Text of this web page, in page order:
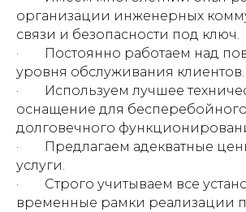
организации инженерных
связи и безопасности под ключ.
· Постоянно работаем над
уровня обслуживания клиентов.
· Используем лучшее
оснащение для
долговечного
· Предлагаем адекватные
услуги.
· Строго учитываем все
временные рамки реализации